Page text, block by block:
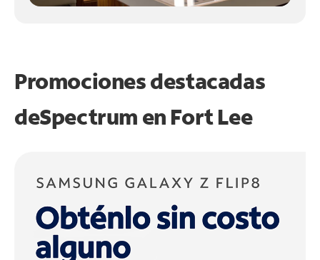
Promociones destacadas
deSpectrum en Fort Lee